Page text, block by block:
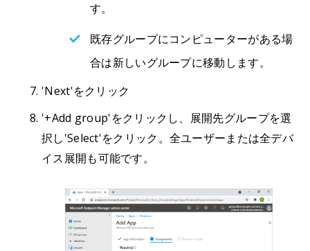
す。
既存グループにコンピューターがある場
合は新しいグループに移動します。
'Next'をクリック
'+Add group'をクリックし、展開先グループを選
択し'Select'をクリック。全ユーザーまたは全デバ
イス展開も可能です。